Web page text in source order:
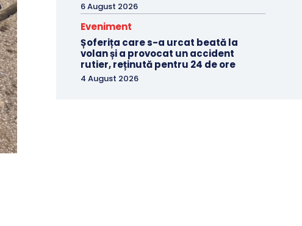
6 August 2026
Eveniment
Șoferița care s-a urcat beată la
volan și a provocat un accident
rutier, reținută pentru 24 de ore
4 August 2026